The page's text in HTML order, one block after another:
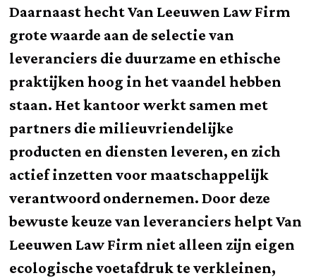
Daarnaast hecht Van Leeuwen Law Firm
grote waarde aan de selectie van
leveranciers die duurzame en ethische
praktijken hoog in het vaandel hebben
staan. Het kantoor werkt samen met
partners die milieuvriendelijke
producten en diensten leveren, en zich
actief inzetten voor maatschappelijk
verantwoord ondernemen. Door deze
bewuste keuze van leveranciers helpt Van
Leeuwen Law Firm niet alleen zijn eigen
ecologische voetafdruk te verkleinen,